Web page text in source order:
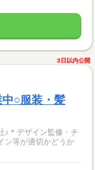
3日以内公開
中○服装・髪
♪＊デザイン監修・チ
ン等が適切かどうか